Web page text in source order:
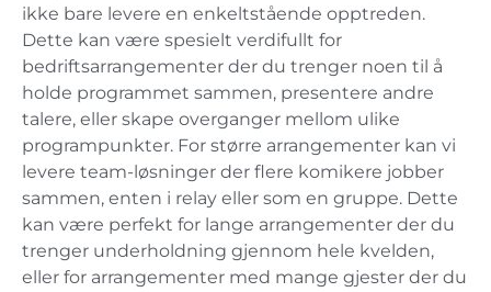
ikke bare levere en enkeltstående opptreden.
Dette kan være spesielt verdifullt for
bedriftsarrangementer der du trenger noen til å
holde programmet sammen, presentere andre
talere, eller skape overganger mellom ulike
programpunkter. For større arrangementer kan vi
levere team-løsninger der flere komikere jobber
sammen, enten i relay eller som en gruppe. Dette
kan være perfekt for lange arrangementer der du
trenger underholdning gjennom hele kvelden,
eller for arrangementer med mange gjester der du